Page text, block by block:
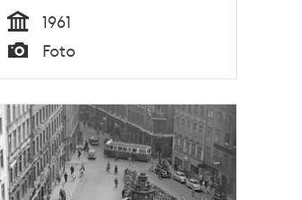
Tid
1961
Typ
Foto